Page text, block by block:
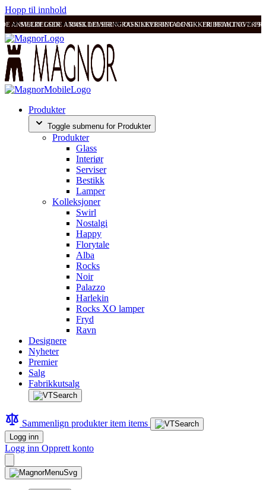
Hopp til innhold
ANMELDELSER RASK LEVERING OG SIKKER BETALING FRI FRAKT OVER
SVÆRT GODE ANMELDELSER RASK LEVERING OG SIKKER BETALING
Produkter
Toggle submenu for Produkter
Produkter
Glass
Interiør
Serviser
Bestikk
Lamper
Kolleksjoner
Swirl
Nostalgi
Happy
Florytale
Alba
Rocks
Noir
Palazzo
Harlekin
Rocks XO lamper
Fryd
Ravn
Designere
Nyheter
Premier
Salg
Fabrikkutsalg
Sammenlign produkteritem items
Logg inn
Logg inn Opprett konto